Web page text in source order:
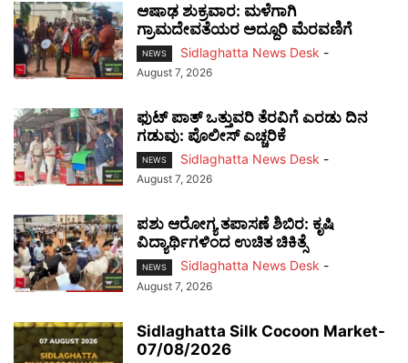
ಆಷಾಢ ಶುಕ್ರವಾರ: ಮಳೆಗಾಗಿ
ಗ್ರಾಮದೇವತೆಯರ ಅದ್ದೂರಿ ಮೆರವಣಿಗೆ
NEWS Sidlaghatta News Desk -
August 7, 2026
ಫುಟ್‌ ಪಾತ್ ಒತ್ತುವರಿ ತೆರವಿಗೆ ಎರಡು ದಿನ
ಗಡುವು: ಪೊಲೀಸ್ ಎಚ್ಚರಿಕೆ
NEWS Sidlaghatta News Desk -
August 7, 2026
ಪಶು ಆರೋಗ್ಯ ತಪಾಸಣೆ ಶಿಬಿರ: ಕೃಷಿ
ವಿದ್ಯಾರ್ಥಿಗಳಿಂದ ಉಚಿತ ಚಿಕಿತ್ಸೆ
NEWS Sidlaghatta News Desk -
August 7, 2026
Sidlaghatta Silk Cocoon Market-
07/08/2026